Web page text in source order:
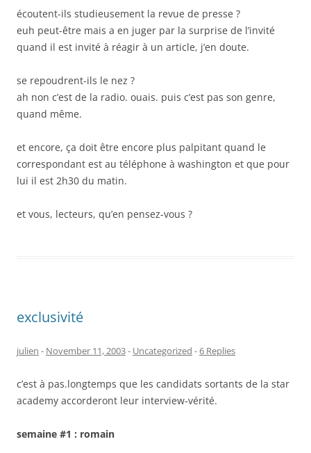
écoutent-ils studieusement la revue de presse ?
euh peut-être mais a en juger par la surprise de l’invité
quand il est invité à réagir à un article, j’en doute.
se repoudrent-ils le nez ?
ah non c’est de la radio. ouais. puis c’est pas son genre,
quand même.
et encore, ça doit être encore plus palpitant quand le
correspondant est au téléphone à washington et que pour
lui il est 2h30 du matin.
et vous, lecteurs, qu’en pensez-vous ?
exclusivité
julien - November 11, 2003- Uncategorized -6 Replies
c’est à pas.longtemps que les candidats sortants de la star
academy accorderont leur interview-vérité.
semaine #1 : romain